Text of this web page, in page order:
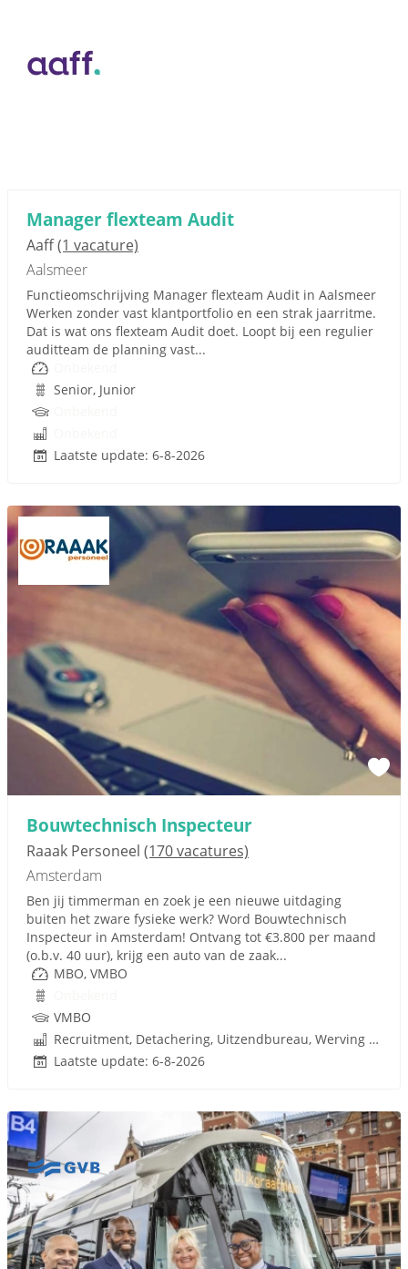
Manager flexteam Audit
Aaff(1 vacature)
Aalsmeer
Functieomschrijving Manager flexteam Audit in Aalsmeer
Werken zonder vast klantportfolio en een strak jaarritme.
Dat is wat ons flexteam Audit doet. Loopt bij een regulier
auditteam de planning vast...
Senior, Junior
Laatste update: 6-8-2026
Bouwtechnisch Inspecteur
Raaak Personeel (170 vacatures)
Amsterdam
Ben jij timmerman en zoek je een nieuwe uitdaging
buiten het zware fysieke werk? Word Bouwtechnisch
Inspecteur in Amsterdam! Ontvang tot €3.800 per maand
(o.b.v. 40 uur), krijg een auto van de zaak...
MBO, VMBO
VMBO
Recruitment, Detachering, Uitzendbureau, Werving en Selectie
Laatste update: 6-8-2026